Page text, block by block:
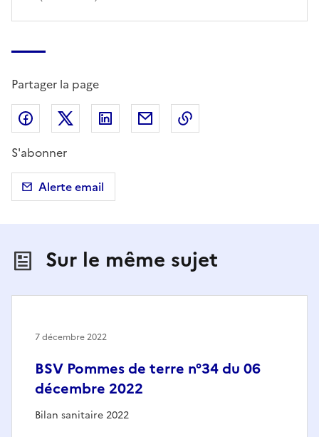
Partager la page
Partager sur Facebook
Partager sur X (anciennement Twitter)
Partager sur LinkedIn
Partager par email
S'abonner
Alerte email
Sur le même sujet
BSV Pommes de terre n°34 du 06
décembre 2022
Bilan sanitaire 2022
7 décembre 2022